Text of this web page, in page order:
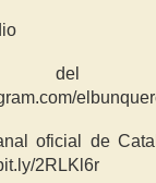
del
oficial de
2RLKl6r